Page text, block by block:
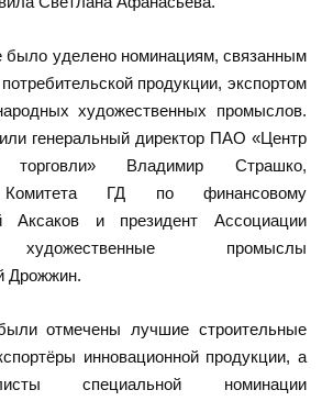
было уделено номинациям, связанным
продукции, экспортом
художественных промыслов.
генеральный директор ПАО «Центр
торговли» Владимир Страшко,
Комитета ГД по финансовому
Аксаков и президент Ассоциации
промыслы
Дрожжин.
отмечены лучшие строительные
инновационной продукции, а
специальной номинации